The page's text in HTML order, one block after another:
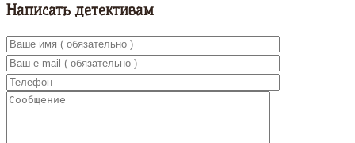
Написать детективам